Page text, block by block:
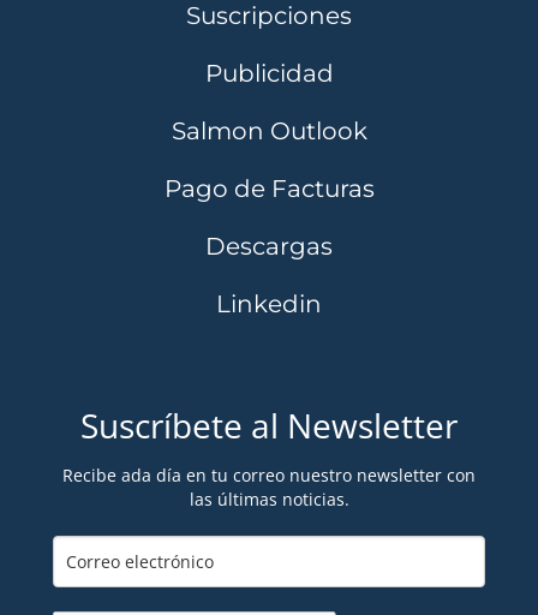
Suscripciones
Publicidad
Salmon Outlook
Pago de Facturas
Descargas
Linkedin
Suscríbete al Newsletter
Recibe ada día en tu correo nuestro newsletter con
las últimas noticias.